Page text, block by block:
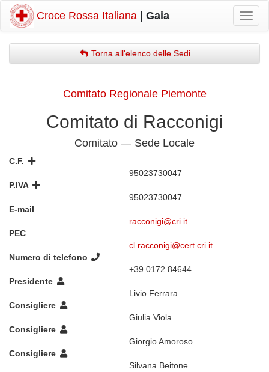
Croce Rossa Italiana Gaia
Torna all'elenco delle Sedi
Comitato Regionale Piemonte
Comitato di Racconigi
Comitato — Sede Locale
C.F.
95023730047
P.IVA
95023730047
E-mail
racconigi@cri.it
PEC
cl.racconigi@cert.cri.it
Numero di telefono
+39 0172 84644
Presidente
Livio Ferrara
Consigliere
Giulia Viola
Consigliere
Giorgio Amoroso
Consigliere
Silvana Beitone